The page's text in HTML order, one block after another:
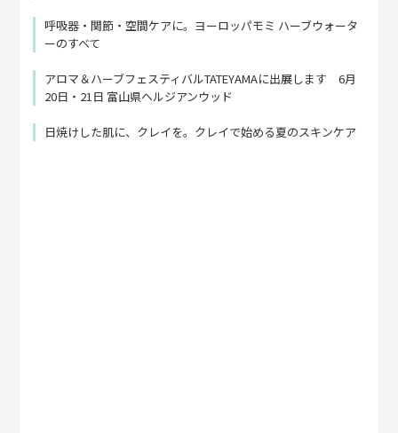
呼吸器・関節・空間ケアに。ヨーロッパモミ ハーブウォータ
ーのすべて
アロマ＆ハーブフェスティバルTATEYAMAに出展します 6月
20日・21日 富山県ヘルジアンウッド
日焼けした肌に、クレイを。クレイで始める夏のスキンケア